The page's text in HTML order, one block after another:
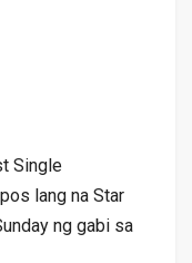
Single
lang na Star
ng gabi sa